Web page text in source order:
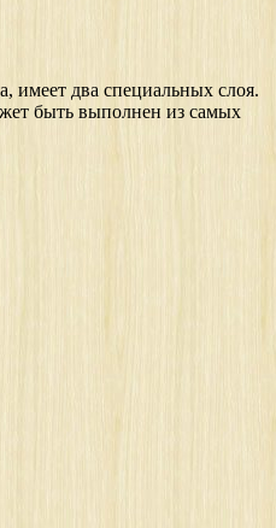
имеет два специальных слоя.
быть выполнен из самых